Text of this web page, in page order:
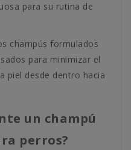
para su rutina de
champús formulados
para minimizar el
piel desde dentro hacia
un champú
perros?